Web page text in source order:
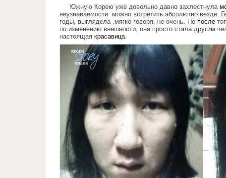
Южную Корею уже довольно давно захлестнула
неузнаваемости можно встретить абсолютно везде.
годы, выглядела ,мягко говоря, не очень. Но после
по изменению внешности, она просто стала другим
настоящая красавица
miracles_korean_surgery.jpg